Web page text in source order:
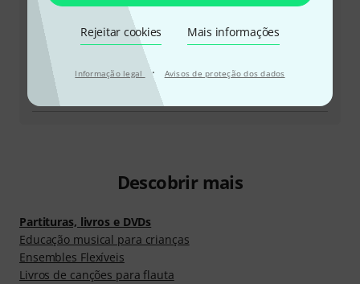
Rejeitar cookies Mais informações
Informação legal · Avisos de proteção dos dados
Outras formas de entrar em contacto connosco
Devolver produto
Todos os contactos
Descobrir mais
Partituras, livros e DVDs
Educação musical para crianças
Ensembles Flexíveis
Livros de canções para flauta